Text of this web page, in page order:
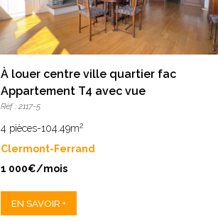
À louer centre ville quartier fac
Appartement T4 avec vue
Réf : 2117-5
4 pièces-104.49m2
Clermont-Ferrand
1 000€/mois
EN SAVOIR +